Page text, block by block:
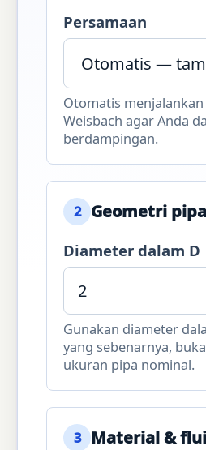
Persamaan
Otomatis
Weisbach agar Anda
berdampingan.
2 Geometri pipa
Diameter dalam D
Gunakan diameter
yang sebenarnya,
ukuran pipa nominal.
3 Material &